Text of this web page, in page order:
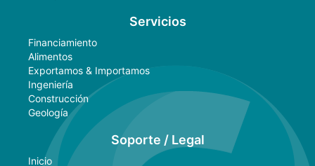
Servicios
Financiamiento
Alimentos
Exportamos & Importamos
Ingeniería
Construcción
Geología
Soporte / Legal
Inicio